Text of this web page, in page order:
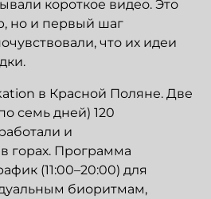
короткое видео. Это
но и первый шаг
что их идеи
в Красной Поляне. Две
семь дней) 120
и
горах. Программа
(11:00–20:00) для
биоритмам,